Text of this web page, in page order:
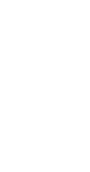
medier
av
simulera